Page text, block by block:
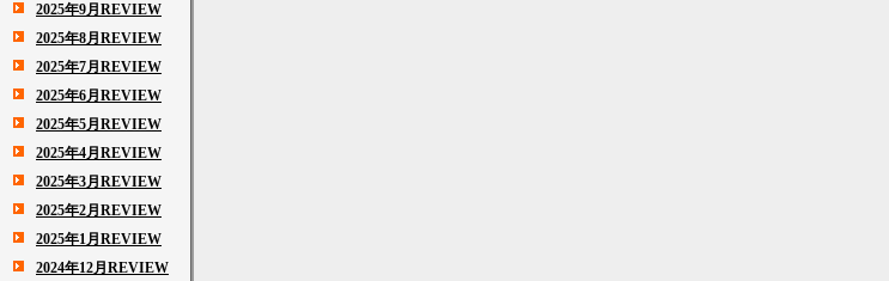
2025年9月REVIEW
2025年8月REVIEW
2025年7月REVIEW
2025年6月REVIEW
2025年5月REVIEW
2025年4月REVIEW
2025年3月REVIEW
2025年2月REVIEW
2025年1月REVIEW
2024年12月REVIEW